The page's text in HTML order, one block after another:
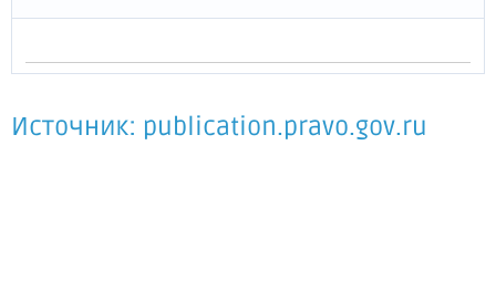
Источник: publication.pravo.gov.ru